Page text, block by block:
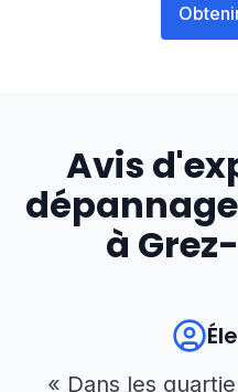
Avis
à
« Dans les